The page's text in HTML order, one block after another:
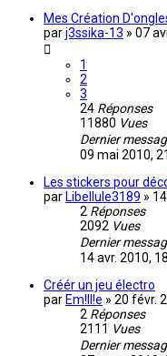
Mes Création
parj3ssika-13 » 07
1
2
3
24 Réponses
11880 Vues
Dernier
09 mai 2010,
Les stickers pour
par Libellule3189 »
2 Réponses
2092 Vues
Dernier
14 avr. 2010,
Créér un jeu électro
par Em!ll!e » 20 févr.
2 Réponses
2111 Vues
Dernier